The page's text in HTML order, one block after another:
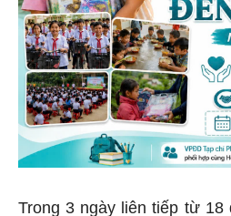
Trong 3 ngày liên tiếp từ 18